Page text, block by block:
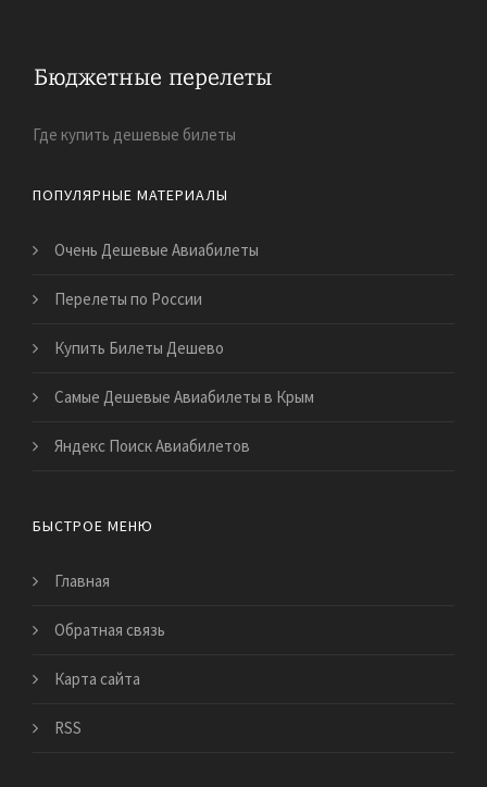
Где купить дешевые билеты
ПОПУЛЯРНЫЕ МАТЕРИАЛЫ
Очень Дешевые Авиабилеты
Перелеты по России
Купить Билеты Дешево
Самые Дешевые Авиабилеты в Крым
Яндекс Поиск Авиабилетов
БЫСТРОЕ МЕНЮ
Главная
Обратная связь
Карта сайта
RSS